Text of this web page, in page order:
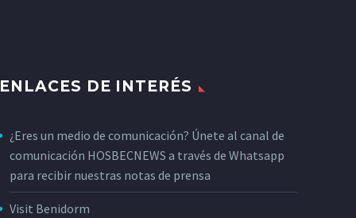
ENLACES DE INTERÉS
¿Eres un medio de comunicación? Únete al canal de
comunicación HOSBECNEWS a través de Whatsapp
para recibir nuestras notas de prensa
Visit Benidorm